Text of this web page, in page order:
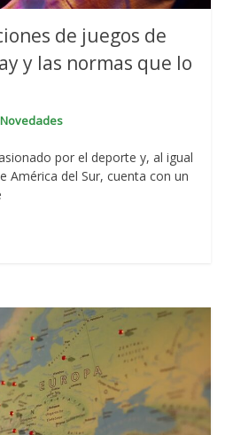
de juegos de
y las normas que lo
Novedades
por el deporte y, al igual
América del Sur, cuenta con un